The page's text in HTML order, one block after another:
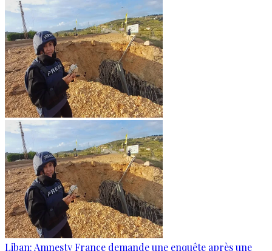
Liban: Amnesty France demande une enquête après une